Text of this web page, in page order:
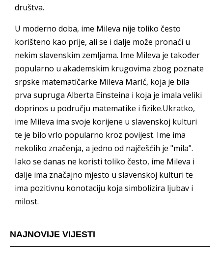
društva.
U moderno doba, ime Mileva nije toliko često
korišteno kao prije, ali se i dalje može pronaći u
nekim slavenskim zemljama. Ime Mileva je također
popularno u akademskim krugovima zbog poznate
srpske matematičarke Mileva Marić, koja je bila
prva supruga Alberta Einsteina i koja je imala veliki
doprinos u području matematike i fizike.Ukratko,
ime Mileva ima svoje korijene u slavenskoj kulturi
te je bilo vrlo popularno kroz povijest. Ime ima
nekoliko značenja, a jedno od najčešćih je "mila".
Iako se danas ne koristi toliko često, ime Mileva i
dalje ima značajno mjesto u slavenskoj kulturi te
ima pozitivnu konotaciju koja simbolizira ljubav i
milost.
NAJNOVIJE VIJESTI